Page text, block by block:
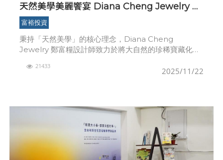
天然美學美麗饗宴 Diana Cheng Jewelry 鄭
富糧設計師珠寶展 11月21～24日 世貿一館F15
展位展出
富裕投資
秉持「天然美學」的核心理念，Diana Cheng
Jewelry 鄭富糧設計師致力於將大自然的珍稀寶藏化為
結合精湛工藝與藝術美感，詮釋出細膩而雋永的奢2025/11/22
21433